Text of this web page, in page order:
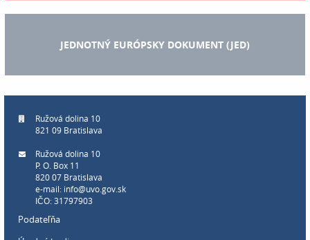
JEDNOTNÝ EURÓPSKY DOKUMENT (JED)
Ružová dolina 10
821 09 Bratislava
Ružová dolina 10
P. O. Box 11
820 07 Bratislava
e-mail: info@uvo.gov.sk
IČO: 31797903
Podateľňa